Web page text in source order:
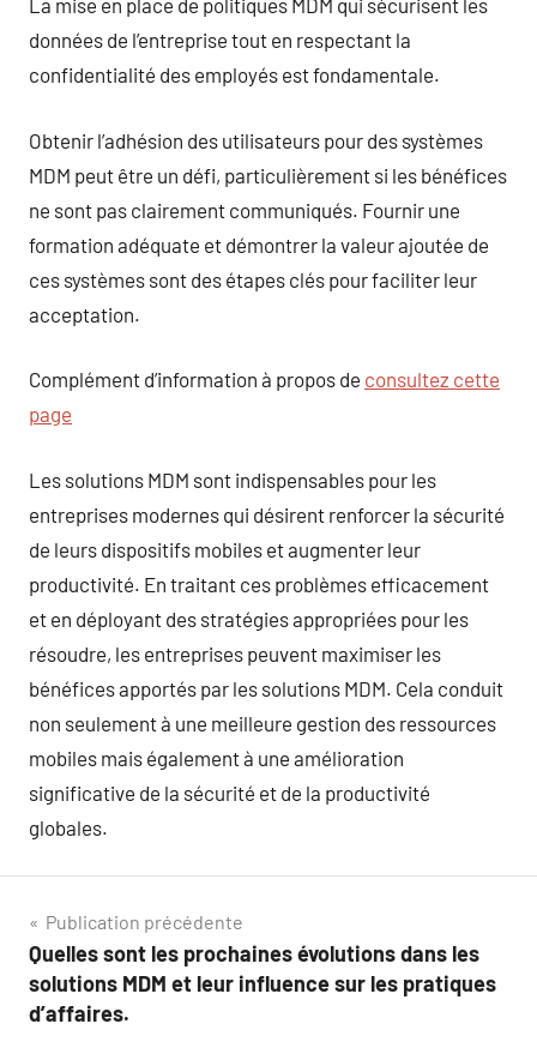
La mise en place de politiques MDM qui sécurisent les
données de l’entreprise tout en respectant la
confidentialité des employés est fondamentale.
Obtenir l’adhésion des utilisateurs pour des systèmes
MDM peut être un défi, particulièrement si les bénéfices
ne sont pas clairement communiqués. Fournir une
formation adéquate et démontrer la valeur ajoutée de
ces systèmes sont des étapes clés pour faciliter leur
acceptation.
Complément d’information à propos de consultez cette
page
Les solutions MDM sont indispensables pour les
entreprises modernes qui désirent renforcer la sécurité
de leurs dispositifs mobiles et augmenter leur
productivité. En traitant ces problèmes efficacement
et en déployant des stratégies appropriées pour les
résoudre, les entreprises peuvent maximiser les
bénéfices apportés par les solutions MDM. Cela conduit
non seulement à une meilleure gestion des ressources
mobiles mais également à une amélioration
significative de la sécurité et de la productivité
globales.
Navigation
de
l’article
Publication précédente
Quelles sont les prochaines évolutions dans les
solutions MDM et leur influence sur les pratiques
d’affaires.